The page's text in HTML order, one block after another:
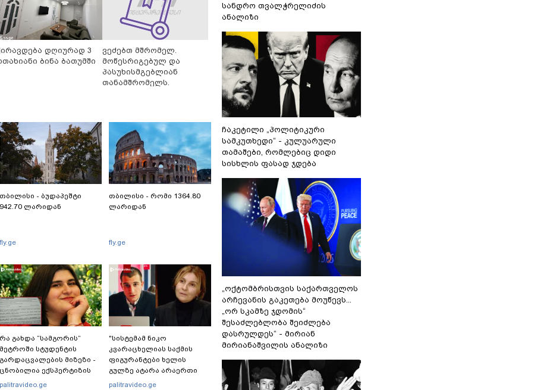
დღიურად 3
ბინა ბათუმში
ვეძებთ მშრომელ.
მოწესრიგებულ და
პასუხისმგებლიან
თანამშრომელს.
თბილისი - ბუდაპეშტი
942.70 ლარიდან
fly.ge
თბილისი - რომი 1364.80
ლარიდან
fly.ge
რა გახდა “სამგორის”
მეტროში სტუდენტის
გარდაცვალების მიზეზი -
ცნობილია ექსპერტიზის
პასუხი
palitravideo.ge
"სისტემამ ნიკო
კვარაცხელიას საქმის
ფიგურანტები ხელის
გულზე ატარა არაერთი
წელი! ხომ არ იცით
palitravideo.ge
სანდრო თვალჭრელიძის
ანალიზი
ჩაკეტილი „პოლიტიკური
სამკუთხედი“ - კულუარული
თამაშები, რომლებიც დიდი
სისხლის ფასად ჯდება
„ოქტომბრისთვის საქართველოს
არჩევანის გაკეთება მოუწევს...
„ორ სკამზე ჯდომის“
შესაძლებლობა შეიძლება
დასრულდეს“ - მირიან
მირიანაშვილის ანალიზი